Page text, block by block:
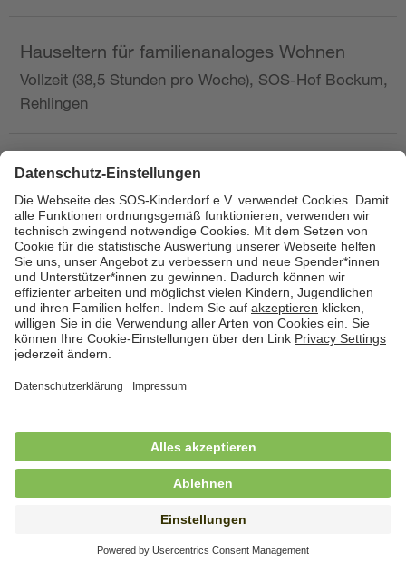
Hauseltern für familienanaloges Wohnen
Vollzeit (38,5 Stunden pro Woche), SOS-Hof Bockum,
Rehlingen
Hauswirtschafterin / Köchin (m/w/d) als
Ausbilderin (m/w/d) im Bereich
Nahrungszubereitung
in Vollzeit (38,5 Std./Wo.), SOS-Kinderdorf
Saarbrücken, Saarbrücken
Hauswirtschaftskraft (m/w/d)
in Teilzeit (mind. 20 - max. 30 Std./.Wo.), SOS-
Hauswirtschaftskraft (m/w/d)
in unbefristeter Anstellung, Teilzeit (20 Std./Wo.), SOS-
Kinderdorf Dortmund, Hagen